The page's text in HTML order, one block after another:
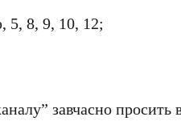
5, 8, 9, 10, 12;
завчасно просить